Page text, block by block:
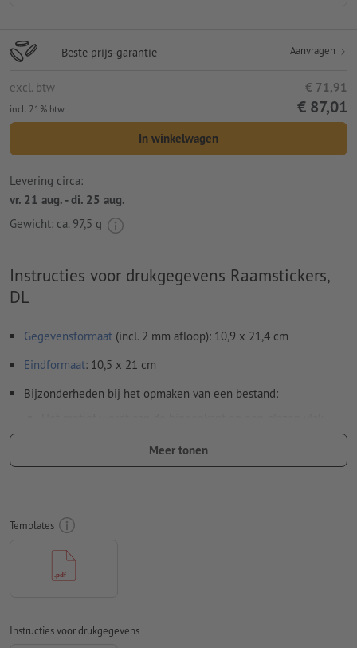
Beste prijs-garantie Aanvragen
excl. btw € 71,91
incl. 21% btw € 87,01
In winkelwagen
Levering circa:
vr. 21 aug. - di. 25 aug.
Gewicht: ca. 97,5 g
Instructies voor drukgegevens Raamstickers,
DL
Gegevensformaat (incl. 2 mm afloop): 10,9 x 21,4 cm
Eindformaat: 10,5 x 21 cm
Bijzonderheden bij het opmaken van een bestand:
geplakt en buiten bekeken. De daarvoor benodigde
spiegeling van de drukgegevens voeren wij uit.
Rondom 2 mm
ten minste 4 mm afstand ten opzichte van het eindformaat
Kleurmodus:
papier
Overdrukinstellingenworden door ons niet gecontroleerd
Meer tonen
Templates
Instructies voor drukgegevens